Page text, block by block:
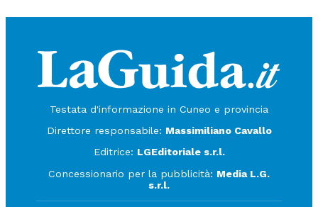
Testata d'informazione in Cuneo e provincia
Direttore responsabile: Massimiliano Cavallo
Editrice: LGEditoriale s.r.l.
Concessionario per la pubblicità: Media L.G.
s.r.l.